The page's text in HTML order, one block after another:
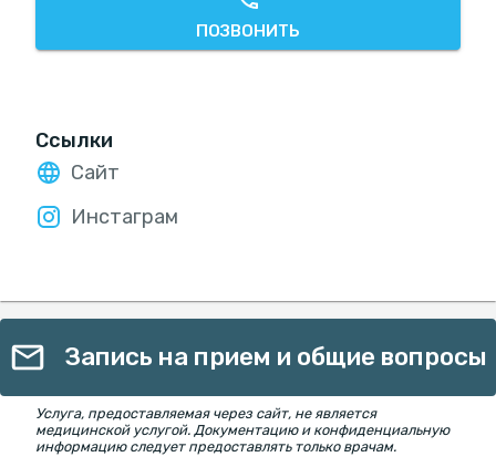
ПОЗВОНИТЬ
Ссылки
Сайт
Инстаграм
Запись на прием и общие вопросы
Услуга, предоставляемая через сайт, не является
медицинской услугой. Документацию и конфиденциальную
информацию следует предоставлять только врачам.